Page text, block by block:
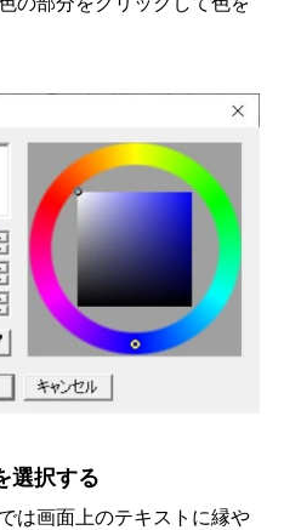
選択する
は画面上のテキストに縁や